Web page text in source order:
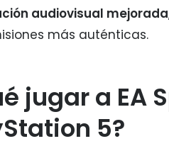
audiovisual mejorada
más auténticas.
jugar a EA
5?